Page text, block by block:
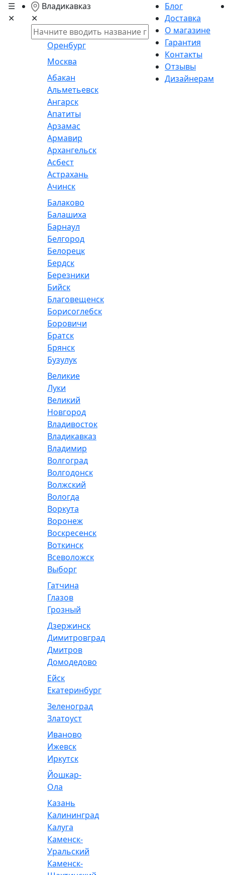
☰
✕
Владикавказ
✕
Оренбург
Москва
Абакан
Альметьевск
Ангарск
Апатиты
Арзамас
Армавир
Архангельск
Асбест
Астрахань
Ачинск
Балаково
Балашиха
Барнаул
Белгород
Белорецк
Бердск
Березники
Бийск
Благовещенск
Борисоглебск
Боровичи
Братск
Брянск
Бузулук
Великие
Луки
Великий
Новгород
Владивосток
Владикавказ
Владимир
Волгоград
Волгодонск
Волжский
Вологда
Воркута
Воронеж
Воскресенск
Воткинск
Всеволожск
Выборг
Гатчина
Глазов
Грозный
Дзержинск
Димитровград
Дмитров
Домодедово
Ейск
Екатеринбург
Зеленоград
Златоуст
Иваново
Ижевск
Иркутск
Йошкар-
Ола
Казань
Калининград
Калуга
Каменск-
Уральский
Каменск-
Блог
Доставка
О магазине
Гарантия
Контакты
Отзывы
Дизайнерам